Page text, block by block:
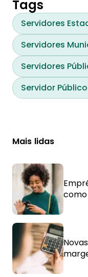
personalizados.
Tags
Servidores
Servidores
Servidores
Servidor
Mais lidas